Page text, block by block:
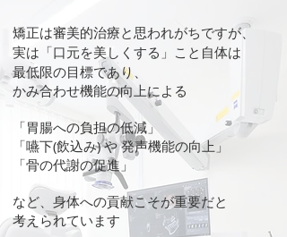
矯正は審美的治療と思われがちですが、
実は「口元を美しくする」こと自体は
最低限の目標であり、
かみ合わせ機能の向上による
「胃腸への負担の低減」
「嚥下(飲込み) や 発声機能の向上」
​「骨の代謝の促進」
など、身体への貢献こそが重要だと
考えられています